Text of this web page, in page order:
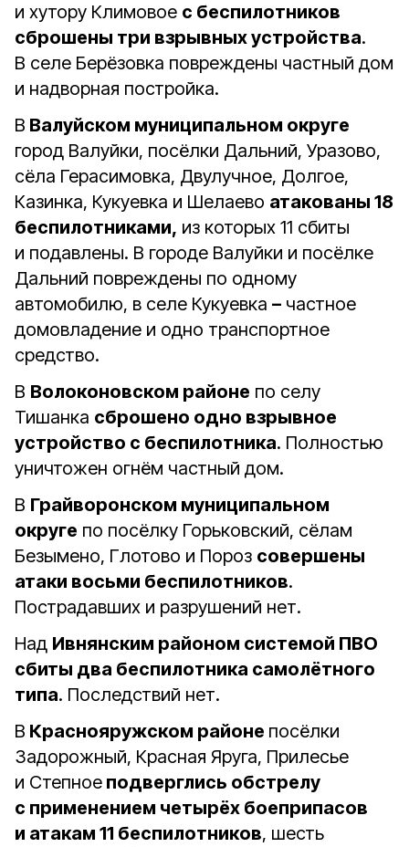
и хутору Климовое с беспилотников
сброшены три взрывных устройства.
В селе Берёзовка повреждены частный дом
и надворная постройка.
В Валуйском муниципальном округе
город Валуйки, посёлки Дальний, Уразово,
сёла Герасимовка, Двулучное, Долгое,
Казинка, Кукуевка и Шелаево атакованы 18
беспилотниками, из которых 11 сбиты
и подавлены. В городе Валуйки и посёлке
Дальний повреждены по одному
автомобилю, в селе Кукуевка – частное
домовладение и одно транспортное
средство.
В Волоконовском районе по селу
Тишанка сброшено одно взрывное
устройство с беспилотника. Полностью
уничтожен огнём частный дом.
В Грайворонском муниципальном
округе по посёлку Горьковский, сёлам
Безымено, Глотово и Пороз совершены
атаки восьми беспилотников.
Пострадавших и разрушений нет.
Над Ивнянским районом системой ПВО
сбиты два беспилотника самолётного
типа. Последствий нет.
В Краснояружском районе посёлки
Задорожный, Красная Яруга, Прилесье
и Степное подверглись обстрелу
с применением четырёх боеприпасов
и атакам 11 беспилотников, шесть